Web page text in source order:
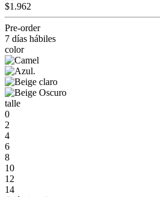
$1.962
Pre-order
7 días hábiles
color
talle
0
2
4
6
8
10
12
14